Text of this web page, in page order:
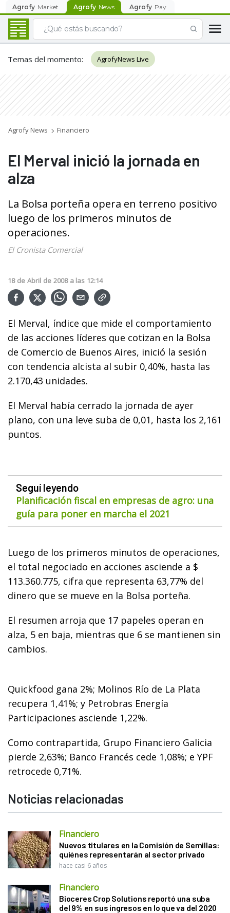
Agrofy Market Agrofy News Agrofy Pay
Temas del momento: AgrofyNews Live
Agrofy News Financiero
El Merval inició la jornada en
alza
La Bolsa porteña opera en terreno positivo
luego de los primeros minutos de
operaciones.
El Cronista Comercial
18 de Abril de 2008 a las 12:14
El Merval, índice que mide el comportamiento
de las acciones líderes que cotizan en la Bolsa
de Comercio de Buenos Aires, inició la sesión
con tendencia alcista al subir 0,40%, hasta las
2.170,43 unidades.
El Merval había cerrado la jornada de ayer
plano, con una leve suba de 0,01, hasta los 2,161
puntos.
Seguí leyendo
Planificación fiscal en empresas de agro: una
guía para poner en marcha el 2021
Luego de los primeros minutos de operaciones,
el total negociado en acciones asciende a $
113.360.775, cifra que representa 63,77% del
dinero que se mueve en la Bolsa porteña.
El resumen arroja que 17 papeles operan en
alza, 5 en baja, mientras que 6 se mantienen sin
cambios.
Quickfood gana 2%; Molinos Río de La Plata
recupera 1,41%; y Petrobras Energía
Participaciones asciende 1,22%.
Como contrapartida, Grupo Financiero Galicia
pierde 2,63%; Banco Francés cede 1,08%; e YPF
retrocede 0,71%.
Noticias relacionadas
Financiero
Nuevos titulares en la Comisión de Semillas:
quiénes representarán al sector privado
hace casi 6 años
Financiero
Bioceres Crop Solutions reportó una suba
del 9% en sus ingresos en lo que va del 2020